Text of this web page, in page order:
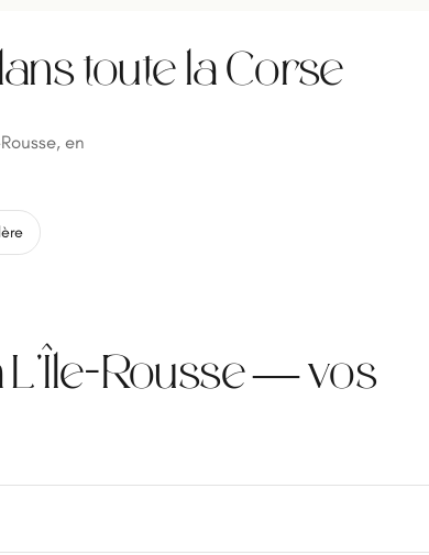
toute la Corse
en
L'Île-Rousse — vos